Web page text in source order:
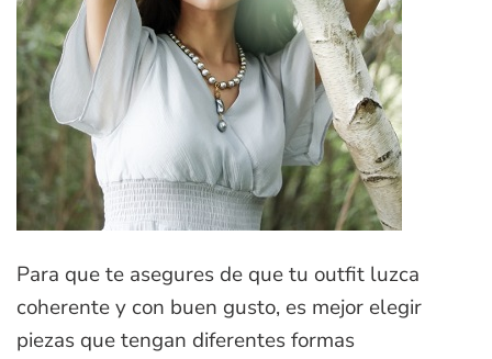
Para que te asegures de que tu outfit luzca
coherente y con buen gusto, es mejor elegir
piezas que tengan diferentes formas